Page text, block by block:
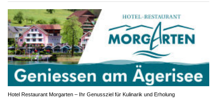
Hotel Restaurant Morgarten – Ihr Genussziel für Kulinarik und Erholung